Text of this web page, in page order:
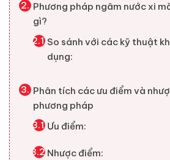
Phương pháp ngâm nước xi
gì?
So sánh với các kỹ thuật
dụng:
Phân tích các ưu điểm và
phương pháp
Ưu điểm:
Nhược điểm: